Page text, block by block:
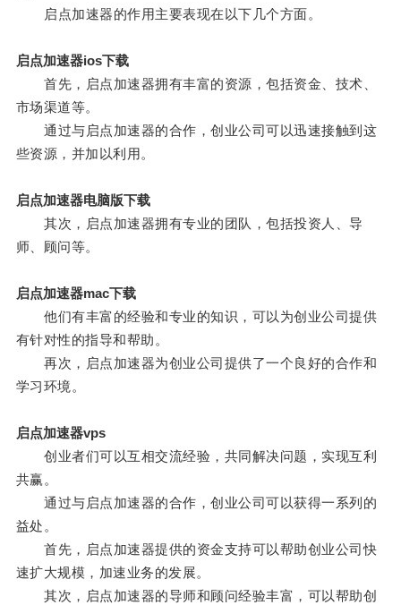
启点加速器的作用主要表现在以下几个方面。
启点加速器ios下载
首先，启点加速器拥有丰富的资源，包括资金、技术、
市场渠道等。
通过与启点加速器的合作，创业公司可以迅速接触到这
些资源，并加以利用。
启点加速器电脑版下载
其次，启点加速器拥有专业的团队，包括投资人、导
师、顾问等。
启点加速器mac下载
他们有丰富的经验和专业的知识，可以为创业公司提供
有针对性的指导和帮助。
再次，启点加速器为创业公司提供了一个良好的合作和
学习环境。
启点加速器vps
创业者们可以互相交流经验，共同解决问题，实现互利
共赢。
通过与启点加速器的合作，创业公司可以获得一系列的
益处。
首先，启点加速器提供的资金支持可以帮助创业公司快
速扩大规模，加速业务的发展。
其次，启点加速器的导师和顾问经验丰富，可以帮助创